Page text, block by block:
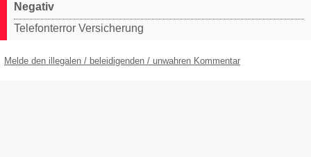
Negativ
Telefonterror Versicherung
Melde den illegalen / beleidigenden / unwahren Kommentar